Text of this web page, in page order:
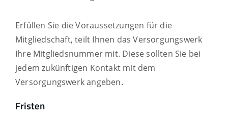
Erfüllen Sie die Voraussetzungen für die
Mitgliedschaft, teilt Ihnen das Versorgungswerk
Ihre Mitgliedsnummer mit. Diese sollten Sie bei
jedem zukünftigen Kontakt mit dem
Versorgungswerk angeben.
Fristen